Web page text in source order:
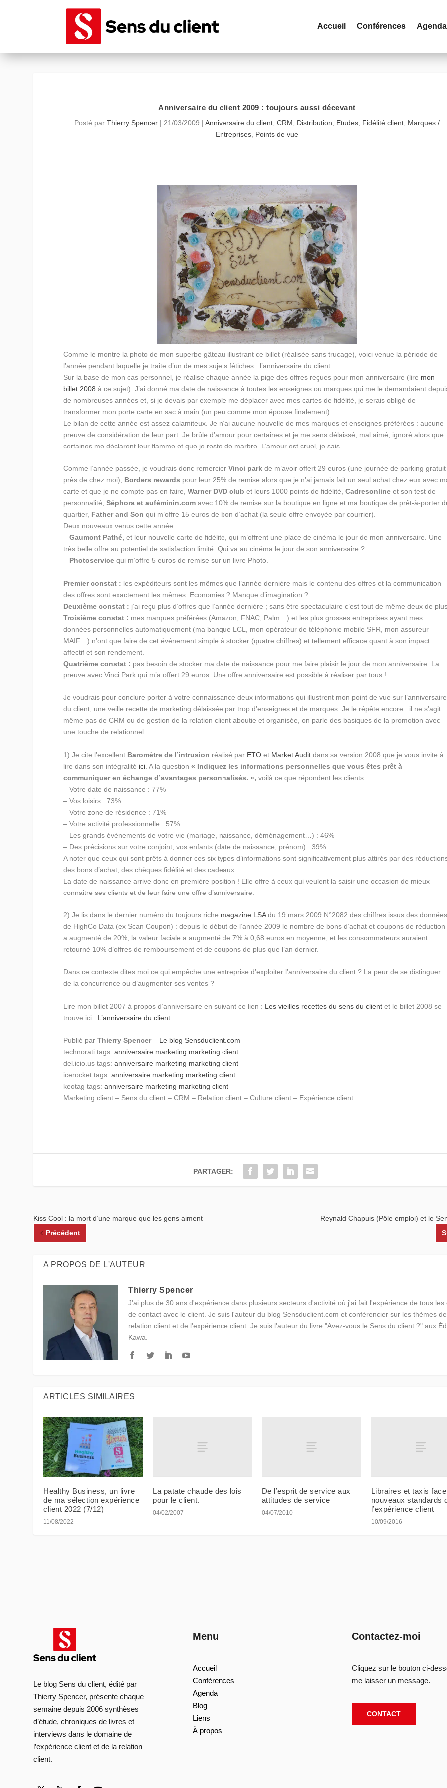
Accueil Conférences Agenda
Anniversaire du client 2009 : toujours aussi décevant
Posté par Thierry Spencer| 21/03/2009 | Anniversaire du client, CRM Distribution Etudes, Fidélité client, Marques /
Entreprises, Points de vue
Comme le montre la photo de mon superbe gâteau illustrant ce billet (réalisée sans trucage), voici venue la période de
l’année pendant laquelle je traite d’un de mes sujets fétiches : l’anniversaire du client.
Sur la base de mon cas personnel, je réalise chaque année la pige des offres reçues pour mon anniversaire (lire mon
billet 2008 à ce sujet). J’ai donné ma date de naissance à toutes les enseignes ou marques qui me le demandaient
de nombreuses années et, si je devais par exemple me déplacer avec mes cartes de fidélité, je serais obligé de
transformer mon porte carte en sac à main (un peu comme mon épouse finalement).
Le bilan de cette année est assez calamiteux. Je n’ai aucune nouvelle de mes marques et enseignes préférées : aucune
preuve de considération de leur part. Je brûle d’amour pour certaines et je me sens délaissé, mal aimé, ignoré alors que
certaines me déclarent leur flamme et que je reste de marbre. L’amour est cruel, je sais.
Comme l’année passée, je voudrais donc remercierVinci park de m’avoir offert 29 euros (une journée de parking gratuit
près de chez moi), Borders rewards pour leur 25% de remise alors que je n’ai jamais fait un seul achat chez eux avec
carte et que je ne compte pas en faire,Warner DVD club et leurs 1000 points de fidélité,Cadresonline et son test de
personnalité,Séphora et auféminin.com avec 10% de remise sur la boutique en ligne et ma boutique de prêt-à-porter
quartier, Father and Son qui m’offre 15 euros de bon d’achat (la seule offre envoyée par courrier).
Deux nouveaux venus cette année :
–Gaumont Pathé, et leur nouvelle carte de fidélité, qui m’offrent une place de cinéma le jour de mon anniversaire. Une
très belle offre au potentiel de satisfaction limité. Qui va au cinéma le jour de son anniversaire ?
– Photoservice qui m’offre 5 euros de remise sur un livre Photo.
Premier constat : les expéditeurs sont les mêmes que l’année dernière mais le contenu des offres et la communication
des offres sont exactement les mêmes. Economies ? Manque d’imagination ?
Deuxième constat : j’ai reçu plus d’offres que l’année dernière ; sans être spectaculaire c’est tout de même deux de
Troisième constat : mes marques préférées (Amazon, FNAC, Palm…) et les plus grosses entreprises ayant mes
données personnelles automatiquement (ma banque LCL, mon opérateur de téléphonie mobile SFR, mon assureur
MAIF…) n’ont que faire de cet événement simple à stocker (quatre chiffres) et tellement efficace quant à son impact
affectif et son rendement.
Quatrième constat : pas besoin de stocker ma date de naissance pour me faire plaisir le jour de mon anniversaire. La
preuve avec Vinci Park qui m’a offert 29 euros. Une offre anniversaire est possible à réaliser par tous !
Je voudrais pour conclure porter à votre connaissance deux informations qui illustrent mon point de vue sur l’anniversaire
du client, une veille recette de marketing délaissée par trop d’enseignes et de marques. Je le répête encore : il ne s’agit
même pas de CRM ou de gestion de la relation client aboutie et organisée, on parle des basiques de la promotion avec
une touche de relationnel.
1) Je cite l’excellent Baromètre de l’intrusion réalisé par ETO et Market Audit dans sa version 2008 que je vous invite à
lire dans son intégralité ici . A la question« Indiquez les informations personnelles que vous êtes prêt à
communiquer en échange d’avantages personnalisés. », voilà ce que répondent les clients :
– Votre date de naissance : 77%
– Vos loisirs : 73%
– Votre zone de résidence : 71%
– Votre activité professionnelle : 57%
– Les grands événements de votre vie (mariage, naissance, déménagement…) : 46%
– Des précisions sur votre conjoint, vos enfants (date de naissance, prénom) : 39%
A noter que ceux qui sont prêts à donner ces six types d’informations sont significativement plus attirés par des
des bons d’achat, des chèques fidélité et des cadeaux.
La date de naissance arrive donc en première position ! Elle offre à ceux qui veulent la saisir une occasion de mieux
connaitre ses clients et de leur faire une offre d’anniversaire.
2) Je lis dans le dernier numéro du toujours riche magazine LSAdu 19 mars 2009 N°2082 des chiffres issus des données
de HighCo Data (ex Scan Coupon) : depuis le début de l’année 2009 le nombre de bons d’achat et coupons de réduction
a augmenté de 20%, la valeur faciale a augmenté de 7% à 0,68 euros en moyenne, et les consommateurs auraient
retourné 10% d’offres de remboursement et de coupons de plus que l’an dernier.
Dans ce contexte dites moi ce qui empêche une entreprise d’exploiter l’anniversaire du client ? La peur de se distinguer
de la concurrence ou d’augmenter ses ventes ?
Lire mon billet 2007 à propos d’anniversaire en suivant ce lien : Les vieilles recettes du sens du client et le billet 2008 se
trouve ici : L’anniversaire du client
Publié parThierry Spencer– Le blog Sensduclient.com
technorati tags:anniversaire marketing marketing client
del.icio.us tags:anniversaire marketing marketing client
icerocket tags:anniversaire marketing marketing client
keotag tags:anniversaire marketing marketing client
Marketing client – Sens du client – CRM – Relation client – Culture client – Expérience client
PARTAGER:
Kiss Cool : la mort d’une marque que les gens aiment
Précédent
Reynald Chapuis (Pôle emploi) et le
A PROPOS DE L'AUTEUR
Thierry Spencer
J'ai plus de 30 ans d'expérience dans plusieurs secteurs d'activité où j'ai fait l'expérience de tous les
de contact avec le client. Je suis l'auteur du blog Sensduclient.com et conférencier sur les thèmes
relation client et de l'expérience client. Je suis l'auteur du livre "Avez-vous le Sens du client ?" aux
Kawa.
ARTICLES SIMILAIRES
Healthy Business, un livre
de ma sélection expérience
client 2022 (7/12)
11/08/2022
La patate chaude des lois
pour le client.
04/02/2007
De l’esprit de service aux
attitudes de service
04/07/2010
Libraires et taxis
nouveaux standards
l’expérience client
10/09/2016
Le blog Sens du client, édité par
Thierry Spencer, présente chaque
semaine depuis 2006 synthèses
d’étude, chroniques de livres et
interviews dans le domaine de
l’expérience client et de la relation
client.
Menu
Accueil
Conférences
Agenda
Blog
Liens
À propos
Contactez-moi
Cliquez sur le bouton ci-
me laisser un message.
CONTACT